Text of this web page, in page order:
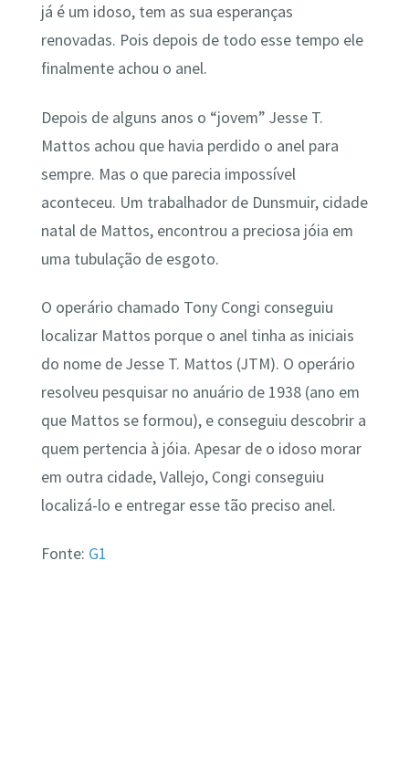
já é um idoso, tem as sua esperanças
renovadas. Pois depois de todo esse tempo ele
finalmente achou o anel.
Depois de alguns anos o “jovem” Jesse T.
Mattos achou que havia perdido o anel para
sempre. Mas o que parecia impossível
aconteceu. Um trabalhador de Dunsmuir, cidade
natal de Mattos, encontrou a preciosa jóia em
uma tubulação de esgoto.
O operário chamado Tony Congi conseguiu
localizar Mattos porque o anel tinha as iniciais
do nome de Jesse T. Mattos (JTM). O operário
resolveu pesquisar no anuário de 1938 (ano em
que Mattos se formou), e conseguiu descobrir a
quem pertencia à jóia. Apesar de o idoso morar
em outra cidade, Vallejo, Congi conseguiu
localizá-lo e entregar esse tão preciso anel.
Fonte: G1